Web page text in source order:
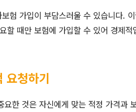
험 가입이 부담스러울 수 있습니다.
할 때만 보험에 가입할 수 있어 경제
요청하기
요한 것은 자신에게 맞는 적정 가격과